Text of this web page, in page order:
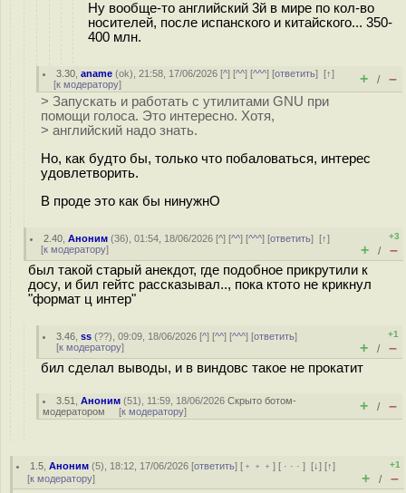
Ну вообще-то английский 3й в мире по кол-во
носителей, после испанского и китайского... 350-
400 млн.
3.30 ,aname (ok), 21:58, 17/06/2026 [^] [^^] [^^^] [ответить][↑]
[к модератору] + / –
> Запускать и работать с утилитами GNU при
помощи голоса. Это интересно. Хотя,
> английский надо знать.
Но, как будто бы, только что побаловаться, интерес
удовлетворить.
В проде это как бы нинужнО
2.40 ,Аноним (36), 01:54, 18/06/2026 [^] [^^] [^^^] [ответить][↑]
[к модератору]
+3
+ / –
был такой старый анекдот, где подобное прикрутили к
досу, и бил гейтс рассказывал.., пока ктото не крикнул
"формат ц интер"
3.46 ,ss (??), 09:09, 18/06/2026 [^] [^^] [^^^] [ответить]
[к модератору]
+1
+ / –
бил сделал выводы, и в виндовс такое не прокатит
3.51 ,Аноним (51), 11:59, 18/06/2026Скрыто ботом-
модератором [к модератору] + / –
1.5 ,Аноним (5), 18:12, 17/06/2026 [ответить] [ ﹢﹢﹢] [ · · ·][↓] [↑]
[к модератору]
+1
+ / –